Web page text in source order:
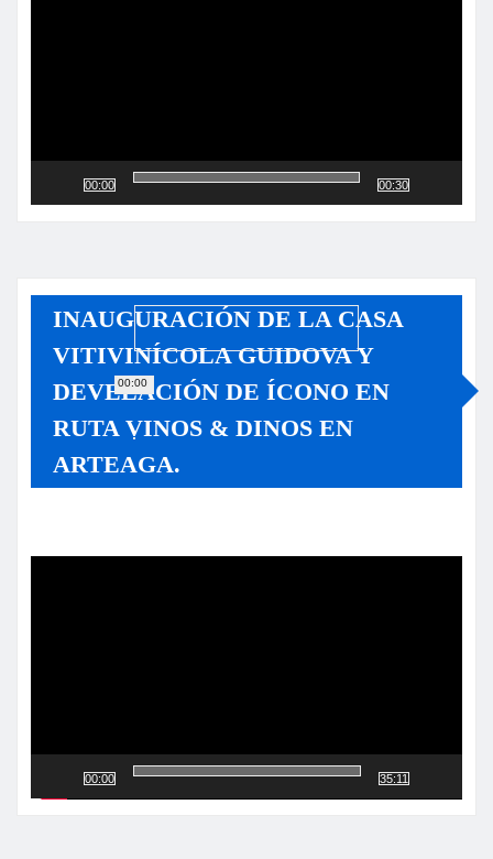
00:00
00:00
00:30
INAUGURACIÓN DE LA CASA
VITIVINÍCOLA GUIDOVA Y
DEVELACIÓN DE ÍCONO EN
RUTA VINOS & DINOS EN
ARTEAGA.
00:00 35:11